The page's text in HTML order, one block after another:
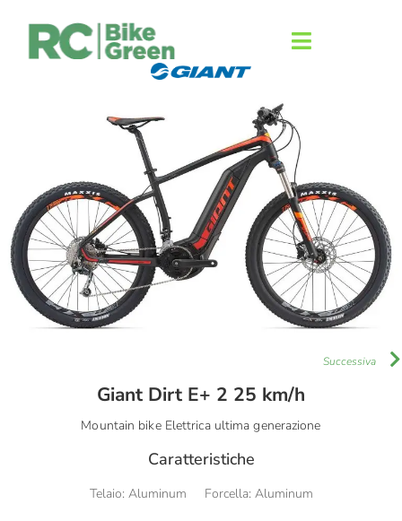
Successiva
Giant Dirt E+ 2 25 km/h
Mountain bike Elettrica ultima generazione
Caratteristiche
Telaio: Aluminum Forcella: Aluminum